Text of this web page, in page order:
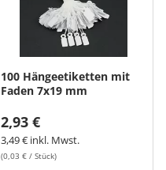
100 Hängeetiketten mit
Faden 7x19 mm
2,93 €
3,49 € inkl. Mwst.
(0,03 € / Stück)